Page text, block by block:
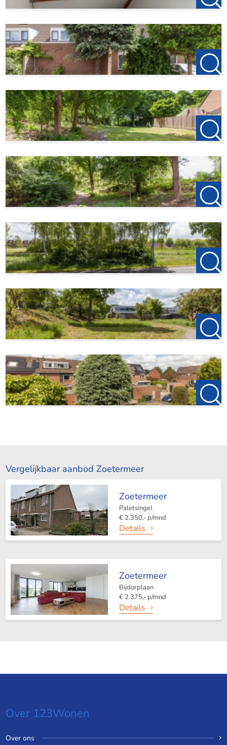
Vergelijkbaar aanbod Zoetermeer
Zoetermeer
Paletsingel
€ 2.350,- p/mnd
Details
Zoetermeer
Bijdorplaan
€ 2.375,- p/mnd
Details
Over 123Wonen
Over ons